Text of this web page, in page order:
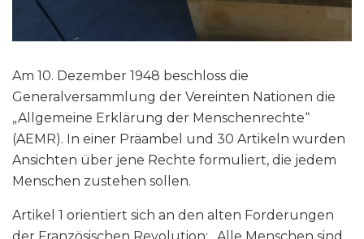
Am 10. Dezember 1948 beschloss die
Generalversammlung der Vereinten Nationen die
„Allgemeine Erklärung der Menschenrechte“
(AEMR). In einer Präambel und 30 Artikeln wurden
Ansichten über jene Rechte formuliert, die jedem
Menschen zustehen sollen.
Artikel 1 orientiert sich an den alten Forderungen